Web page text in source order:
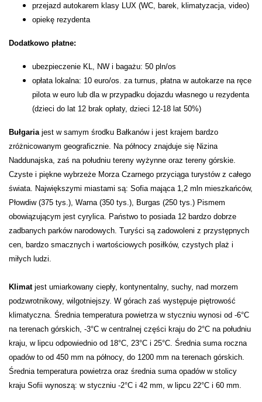
przejazd autokarem klasy LUX (WC, barek, klimatyzacja, video)
opiekę rezydenta
Dodatkowo płatne:
ubezpieczenie KL, NW i bagażu: 50 pln/os
opłata lokalna: 10 euro/os. za turnus, płatna w autokarze na ręce
pilota w euro lub dla w przypadku dojazdu własnego u rezydenta
(dzieci do lat 12 brak opłaty, dzieci 12-18 lat 50%)
Bułgaria jest w samym środku Bałkanów i jest krajem bardzo
zróżnicowanym geograficznie. Na północy znajduje się Nizina
Naddunajska, zaś na południu tereny wyżynne oraz tereny górskie.
Czyste i piękne wybrzeże Morza Czarnego przyciąga turystów z całego
świata. Największymi miastami są: Sofia mająca 1,2 mln mieszkańców,
Płowdiw (375 tys.), Warna (350 tys.), Burgas (250 tys.) Pismem
obowiązującym jest cyrylica. Państwo to posiada 12 bardzo dobrze
zadbanych parków narodowych. Turyści są zadowoleni z przystępnych
cen, bardzo smacznych i wartościowych posiłków, czystych plaż i
miłych ludzi.
Klimat jest umiarkowany ciepły, kontynentalny, suchy, nad morzem
podzwrotnikowy, wilgotniejszy. W górach zaś występuje piętrowość
klimatyczna. Średnia temperatura powietrza w styczniu wynosi od -6°C
na terenach górskich, -3°C w centralnej części kraju do 2°C na południu
kraju, w lipcu odpowiednio od 18°C, 23°C i 25°C. Średnia suma roczna
opadów to od 450 mm na północy, do 1200 mm na terenach górskich.
Średnia temperatura powietrza oraz średnia suma opadów w stolicy
kraju Sofii wynoszą: w styczniu -2°C i 42 mm, w lipcu 22°C i 60 mm.